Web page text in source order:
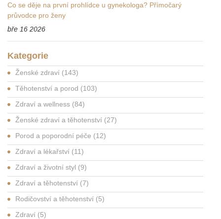
Co se děje na první prohlídce u gynekologa? Přímočarý
průvodce pro ženy
bře 16 2026
Kategorie
Ženské zdraví (143)
Těhotenství a porod (103)
Zdraví a wellness (84)
Ženské zdraví a těhotenství (27)
Porod a poporodní péče (12)
Zdraví a lékařství (11)
Zdraví a životní styl (9)
Zdraví a těhotenství (7)
Rodičovství a těhotenství (5)
Zdraví (5)